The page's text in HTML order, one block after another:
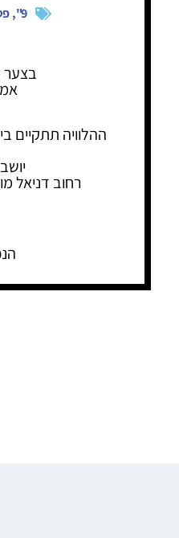
9"
,
בצער
רחוב דניאל מוריץ 11, תל-אביב בין השעות